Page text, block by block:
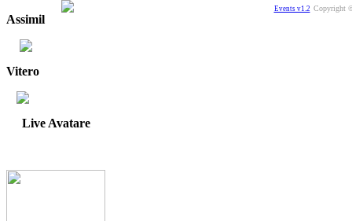
Assimil
Vitero
Live Avatare
Events v1.2 Copyright